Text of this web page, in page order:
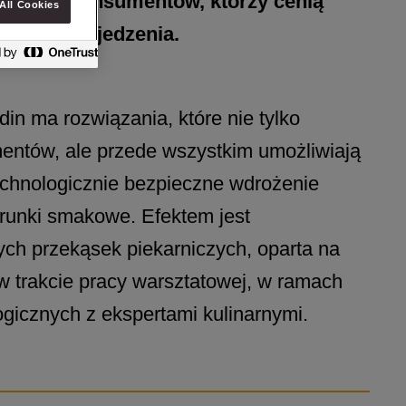
wyborze jedzenia.
ma rozwiązania, które nie tylko
ale przede wszystkim umożliwiają
bezpieczne wdrożenie
smakowe. Efektem jest
przekąsek piekarniczych, oparta na
trakcie pracy warsztatowej, w ramach
z ekspertami kulinarnymi.
Cookies